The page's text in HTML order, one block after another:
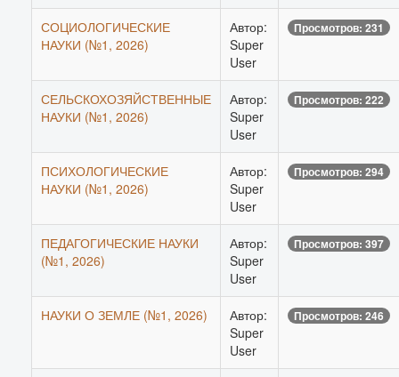
СОЦИОЛОГИЧЕСКИЕ
НАУКИ (№1, 2026)
Автор:
Super
User
Просмотров: 231
СЕЛЬСКОХОЗЯЙСТВЕННЫЕ
НАУКИ (№1, 2026)
Автор:
Super
User
Просмотров: 222
ПСИХОЛОГИЧЕСКИЕ
НАУКИ (№1, 2026)
Автор:
Super
User
Просмотров: 294
ПЕДАГОГИЧЕСКИЕ НАУКИ
(№1, 2026)
Автор:
Super
User
Просмотров: 397
НАУКИ О ЗЕМЛЕ (№1, 2026)
Автор:
Super
User
Просмотров: 246